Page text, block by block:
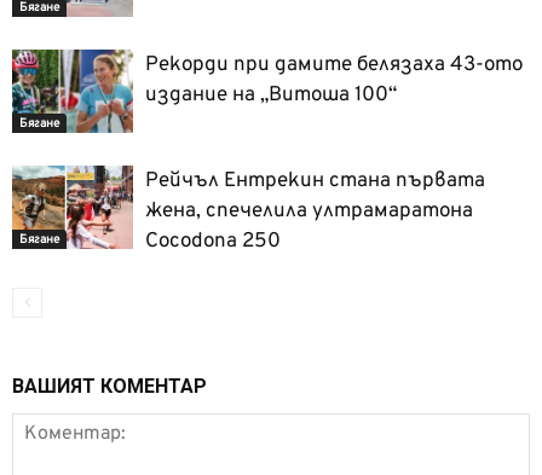
Бягане
Бягане
Рекорди при дамите белязаха 43-ото
издание на „Витоша 100“
Бягане
Рейчъл Ентрекин стана първата
жена, спечелила ултрамаратона
Cocodona 250
ВАШИЯТ КОМЕНТАР